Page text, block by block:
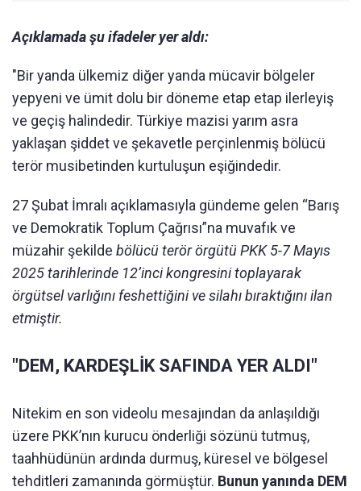
Açıklamada şu ifadeler yer aldı:
"Bir yanda ülkemiz diğer yanda mücavir bölgeler
yepyeni ve ümit dolu bir döneme etap etap ilerleyiş
ve geçiş halindedir. Türkiye mazisi yarım asra
yaklaşan şiddet ve şekavetle perçinlenmiş bölücü
terör musibetinden kurtuluşun eşiğindedir.
27 Şubat İmralı açıklamasıyla gündeme gelen “Barış
ve Demokratik Toplum Çağrısı”na muvafık ve
müzahir şekilde bölücü terör örgütü PKK 5-7 Mayıs
2025 tarihlerinde 12’inci kongresini toplayarak
örgütsel varlığını feshettiğini ve silahı bıraktığını ilan
etmiştir.
"DEM, KARDEŞLİK SAFINDA YER ALDI"
Nitekim en son videolu mesajından da anlaşıldığı
üzere PKK’nın kurucu önderliği sözünü tutmuş,
taahhüdünün ardında durmuş, küresel ve bölgesel
tehditleri zamanında görmüştür. Bunun yanında DEM